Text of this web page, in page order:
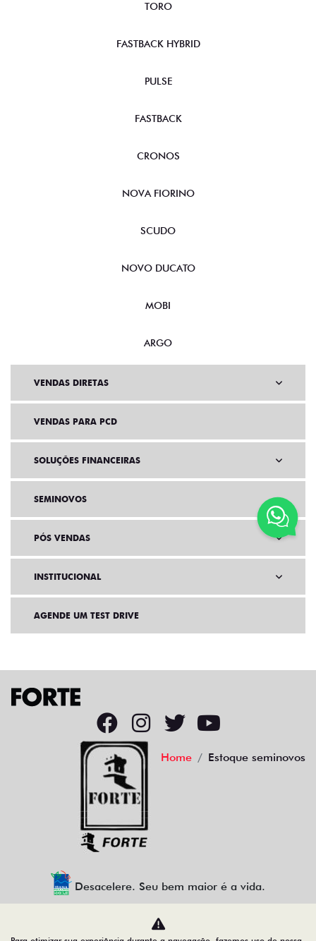
TORO
FASTBACK HYBRID
PULSE
FASTBACK
CRONOS
NOVA FIORINO
SCUDO
NOVO DUCATO
MOBI
ARGO
VENDAS DIRETAS
VENDAS PARA PCD
SOLUÇÕES FINANCEIRAS
SEMINOVOS
PÓS VENDAS
INSTITUCIONAL
AGENDE UM TEST DRIVE
Home Estoque seminovos
Desacelere. Seu bem maior é a vida.